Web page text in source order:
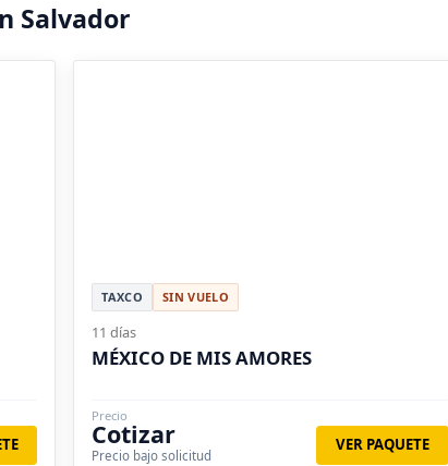
Salvador
TAXCO SIN VUELO
11 días
MÉXICO DE MIS AMORES
Precio
Cotizar
Precio bajo solicitud
VER PAQUETE